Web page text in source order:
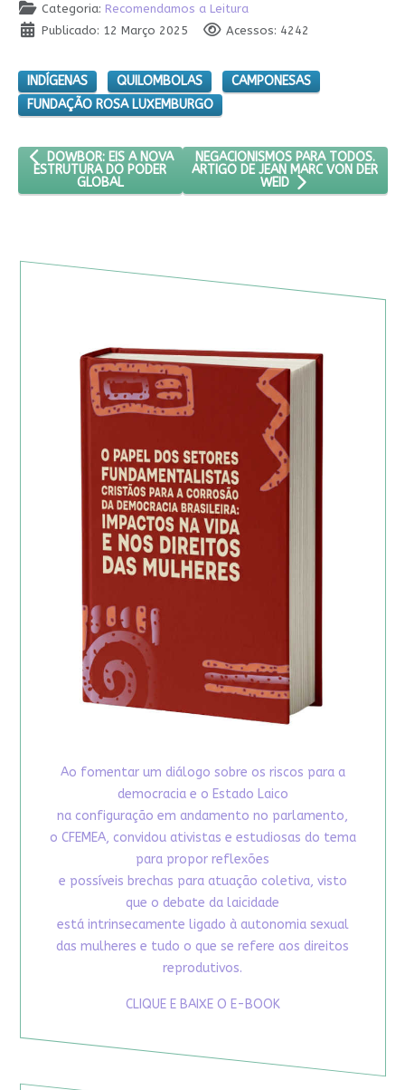
Categoria: Recomendamos a Leitura
Publicado: 12 Março 2025
Acessos: 4242
INDÍGENAS QUILOMBOLAS
CAMPONESAS
FUNDAÇÃO ROSA LUXEMBURGO
ARTIGO ANTERIOR: DOWBOR: EIS A NOVA ESTRUTURA DO
DOWBOR: EIS A NOVA
ESTRUTURA DO PODER
GLOBAL
PRÓXIMO ARTIGO:
NEGACIONISMOS PARA TODOS.
ARTIGO DE JEAN MARC VON DER
WEID
Ao fomentar um diálogo sobre os riscos para a
democracia e o Estado Laico
na configuração em andamento no parlamento,
o CFEMEA, convidou ativistas e estudiosas do tema
para propor reflexões
e possíveis brechas para atuação coletiva, visto
que o debate da laicidade
está intrinsecamente ligado à autonomia sexual
das mulheres e tudo o que se refere aos direitos
reprodutivos.
CLIQUE E BAIXE O E-BOOK